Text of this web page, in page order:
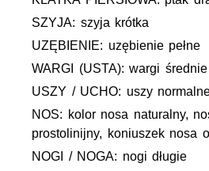
SZYJA: szyja krótka
UZĘBIENIE: uzębienie pełne
WARGI (USTA): wargi średnie
USZY / UCHO: uszy
NOS: kolor nosa naturalny,
prostolinijny, koniuszek nosa
NOGI / NOGA: nogi długie